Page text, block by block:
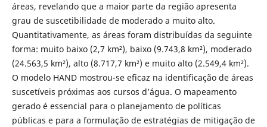
áreas, revelando que a maior parte da região apresenta
grau de suscetibilidade de moderado a muito alto.
Quantitativamente, as áreas foram distribuídas da seguinte
forma: muito baixo (2,7 km²), baixo (9.743,8 km²), moderado
(24.563,5 km²), alto (8.717,7 km²) e muito alto (2.549,4 km²).
O modelo HAND mostrou-se eficaz na identificação de áreas
suscetíveis próximas aos cursos d’água. O mapeamento
gerado é essencial para o planejamento de políticas
públicas e para a formulação de estratégias de mitigação de